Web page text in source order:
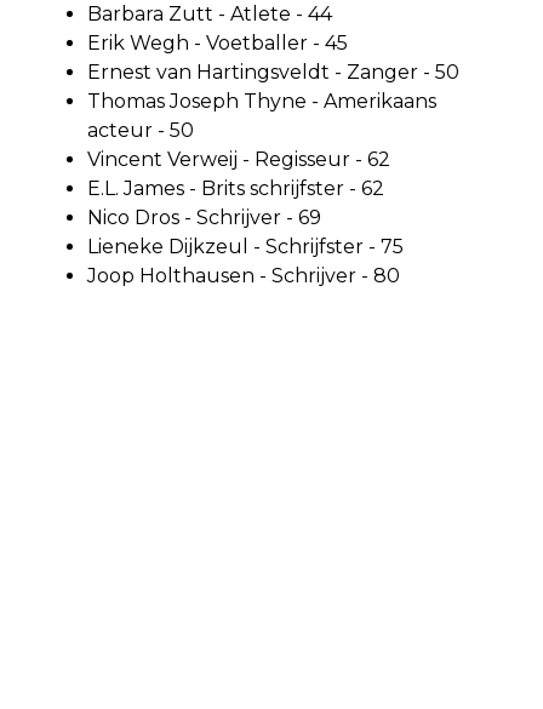
Barbara Zutt - Atlete - 44
Erik Wegh - Voetballer - 45
Ernest van Hartingsveldt - Zanger - 50
Thomas Joseph Thyne - Amerikaans
acteur - 50
Vincent Verweij - Regisseur - 62
E.L. James - Brits schrijfster - 62
Nico Dros - Schrijver - 69
Lieneke Dijkzeul - Schrijfster - 75
Joop Holthausen - Schrijver - 80